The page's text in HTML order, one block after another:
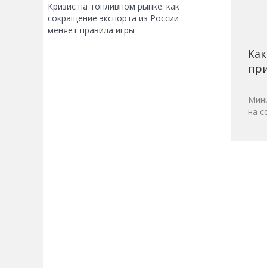
Кризис на топливном рынке: как
сокращение экспорта из России
меняет правила игры
на